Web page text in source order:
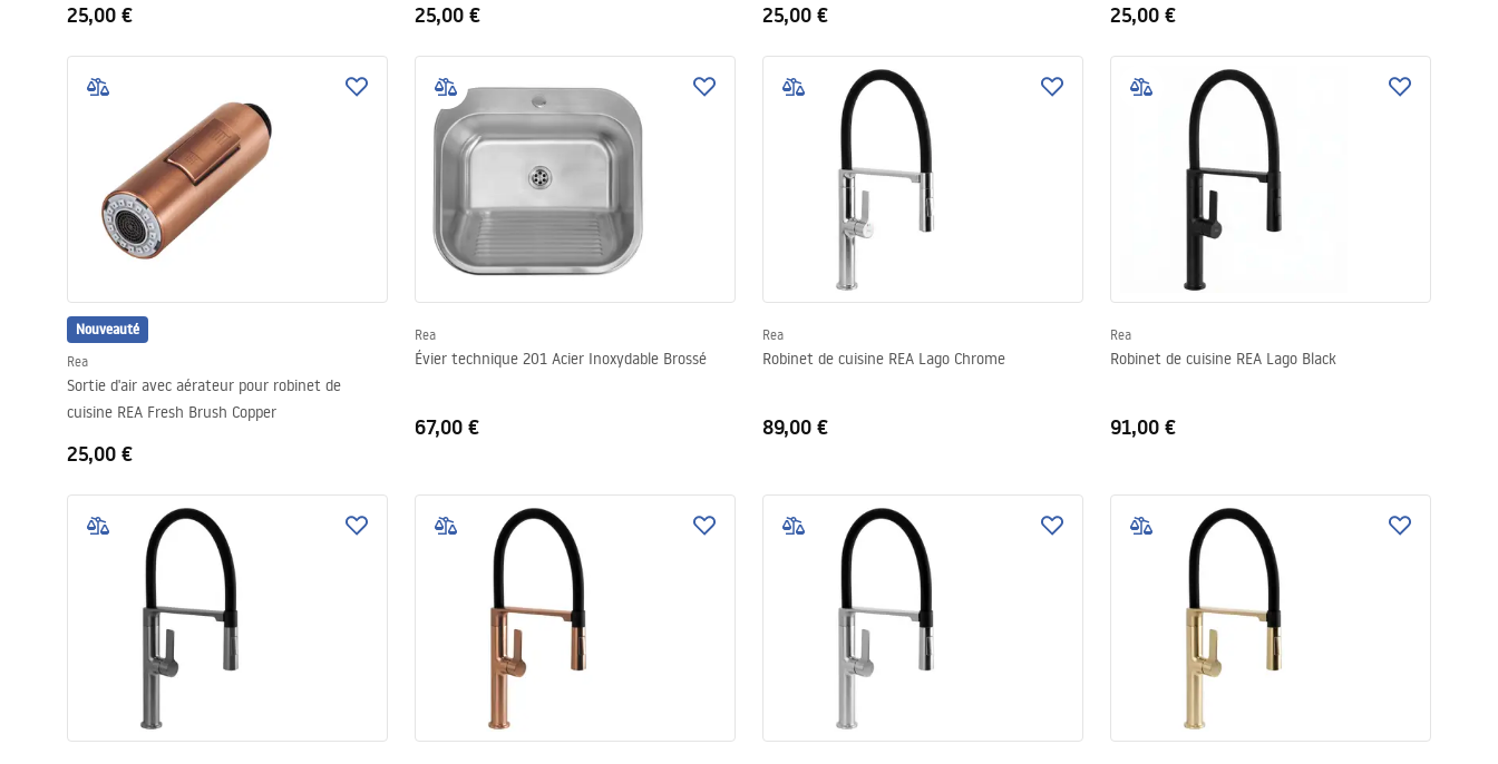
25,00 € 25,00 € 25,00 € 25,00 €
Nouveauté
Rea
Sortie d'air avec aérateur pour robinet de
cuisine REA Fresh Brush Copper
25,00 €
Rea
Évier technique 201 Acier Inoxydable Brossé
67,00 €
Rea
Robinet de cuisine REA Lago Chrome
89,00 €
Rea
Robinet de cuisine REA Lago Black
91,00 €